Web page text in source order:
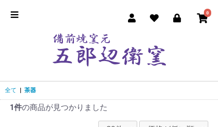
0
全て 茶器
1件の商品が見つかりました